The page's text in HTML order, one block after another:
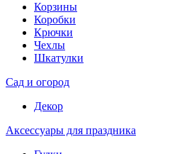
Корзины
Коробки
Крючки
Чехлы
Шкатулки
Сад и огород
Декор
Аксессуары для праздника